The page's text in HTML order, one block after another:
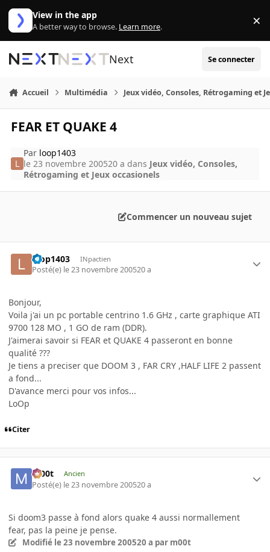
Aller au contenu
View in the app
A better way to browse. Learn more. ×
Next Se connecter
Accueil Multimédia Jeux vidéo, Consoles, Rétrogaming et
FEAR ET QUAKE 4
Par loop1403
le 23 novembre 200520 a dans Jeux vidéo, Consoles,
Rétrogaming et Jeux occasionels
Commencer un nouveau sujet
loop1403 INpactien
Posté(e) le 23 novembre 200520 a
Bonjour,
Voila j'ai un pc portable centrino 1.6 GHz , carte graphique ATI
9700 128 MO , 1 GO de ram (DDR).
J'aimerai savoir si FEAR et QUAKE 4 passeront en bonne
qualité ???
Je tiens a preciser que DOOM 3 , FAR CRY ,HALF LIFE 2 passent
a fond...
D'avance merci pour vos infos...
LoOp
Citer
m00t Ancien
Posté(e) le 23 novembre 200520 a
Si doom3 passe à fond alors quake 4 aussi normallement
fear, pas la peine je pense.
Modifié le 23 novembre 200520 a par m00t